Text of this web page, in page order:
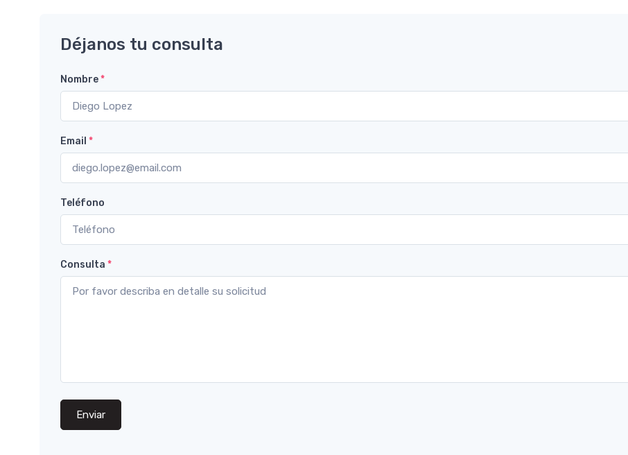
Déjanos tu consulta
Nombre*
Email *
Teléfono
Consulta *
Enviar